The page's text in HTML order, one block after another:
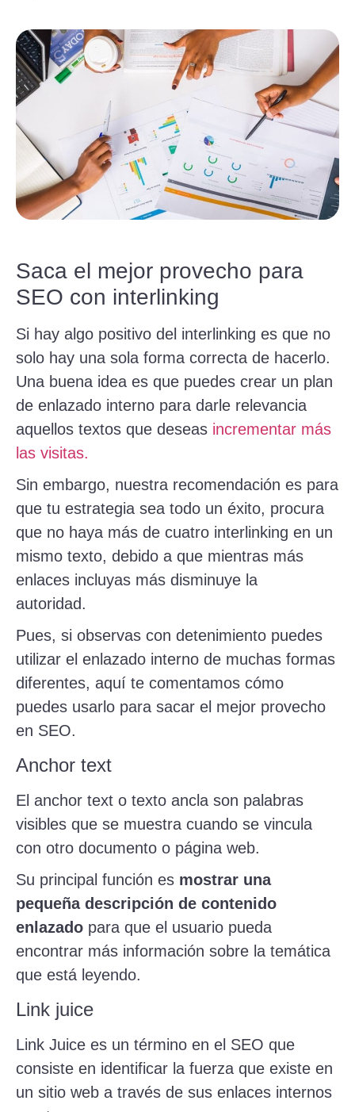
Saca el mejor provecho para
SEO con interlinking
Si hay algo positivo del interlinking es que no
solo hay una sola forma correcta de hacerlo.
Una buena idea es que puedes crear un plan
de enlazado interno para darle relevancia
aquellos textos que deseas incrementar más
las visitas.
Sin embargo, nuestra recomendación es para
que tu estrategia sea todo un éxito, procura
que no haya más de cuatro interlinking en un
mismo texto, debido a que mientras más
enlaces incluyas más disminuye la
autoridad.
Pues, si observas con detenimiento puedes
utilizar el enlazado interno de muchas formas
diferentes, aquí te comentamos cómo
puedes usarlo para sacar el mejor provecho
en SEO.
Anchor text
El anchor text o texto ancla son palabras
visibles que se muestra cuando se vincula
con otro documento o página web.
Su principal función es mostrar una
pequeña descripción de contenido
enlazado para que el usuario pueda
encontrar más información sobre la temática
que está leyendo.
Link juice
Link Juice es un término en el SEO que
consiste en identificar la fuerza que existe en
un sitio web a través de sus enlaces internos